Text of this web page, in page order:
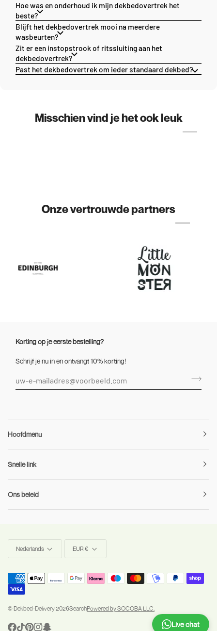
Hoe was en onderhoud ik mijn dekbedovertrek het
beste?
Blijft het dekbedovertrek mooi na meerdere
wasbeurten?
Zit er een instopstrook of ritssluiting aan het
dekbedovertrek?
Past het dekbedovertrek om ieder standaard dekbed?
Misschien vind je het ook leuk
Onze vertrouwde partners
Korting op je eerste bestelling?
Schrijf je nu in en ontvangt 10% korting!
Hoofdmenu
Snelle link
Ons beleid
Nederlands EUR €
©Dekbed-Delivery2026SearchPowered by SOCOBA LLC.
Live chat